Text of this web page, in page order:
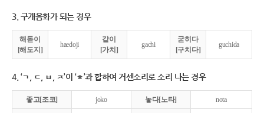
3. 구개음화가 되는 경우
해돋이
[해도지]
haedoji
같이
[가치]
gachi
굳히다
[구치다]
guchida
4. ‘ㄱ, ㄷ, ㅂ, ㅈ’이 ‘ㅎ’과 합하여 거센소리로 소리 나는 경우
좋고[조코] joko 놓다[노타] nota